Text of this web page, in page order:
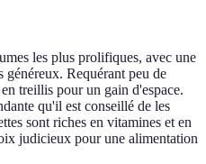
les plus prolifiques, avec une
généreux. Requérant peu de
treillis pour un gain d'espace.
qu'il est conseillé de les
sont riches en vitamines et en
judicieux pour une alimentation